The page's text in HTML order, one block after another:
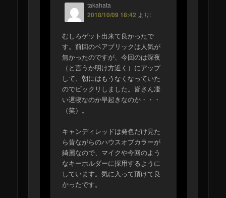
takahata
2018/10/09 18:42 より:
むしろゲット出来て良かったで
す。前回のベアブリックは人気が
無かったのですが、今回のは深夜
（と言うか明け方近く）にアップ
して、朝にはもうなくなっていた
のでビックリしました。皆さん凄
い遅寝なのか早起きなのか・・・
（笑）。
キャンディレッドは発色だけ見た
ら昔ながらのハウスオブカラーが
綺麗なので、マイクや今回のよう
なキーホルダーに採用するように
しています。気に入って頂けて良
かったです。